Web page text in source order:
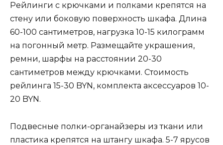
Рейлинги с крючками и полками крепятся на
стену или боковую поверхность шкафа. Длина
60-100 сантиметров, нагрузка 10-15 килограмм
на погонный метр. Размещайте украшения,
ремни, шарфы на расстоянии 20-30
сантиметров между крючками. Стоимость
рейлинга 15-30 BYN, комплекта аксессуаров 10-
20 BYN.
Подвесные полки-органайзеры из ткани или
пластика крепятся на штангу шкафа. 5-7 ярусов